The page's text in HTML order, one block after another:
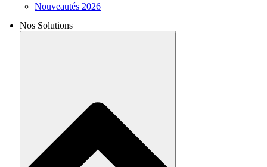
Nouveautés 2026
Nos Solutions